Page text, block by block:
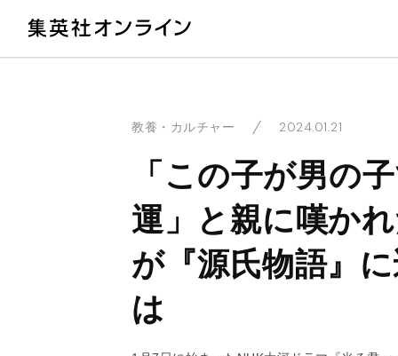
教養・カルチャー 2024.01.21
「この子が男の
運」と親に嘆か
が『源氏物語』
は